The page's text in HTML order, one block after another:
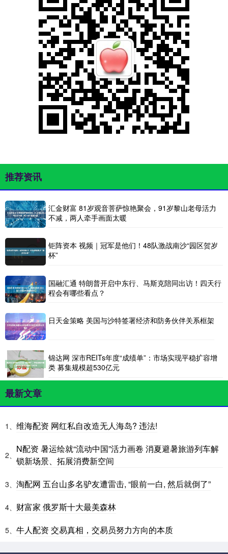
推荐资讯
汇金财富 81岁观音菩萨惊艳聚会，91岁黎山老母活力
不减，两人牵手画面太暖
钜阵资本 视频｜冠军是他们！48队激战南沙“园区贺岁
杯”
国融汇通 特朗普开启中东行、马斯克陪同出访！四天行
程会有哪些看点？
日天金策略 美国与沙特签署经济和防务伙伴关系框架
锦达网 深市REITs年度“成绩单”：市场实现平稳扩容增
类 募集规模超530亿元
最新文章
1、 维海配资 网红私自改造无人海岛? 违法!
2、
N配资 暑运绘就“流动中国”活力画卷 消夏避暑旅游列车解
锁新场景、拓展消费新空间
3、 淘配网 五台山多名驴友遭雷击, “眼前一白, 然后就倒了”
4、 财富家 俄罗斯十大最美森林
5、 牛人配资 交易真相，交易员努力方向的本质